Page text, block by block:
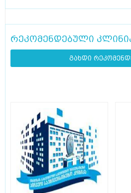
რეკომენდებული
გახდი